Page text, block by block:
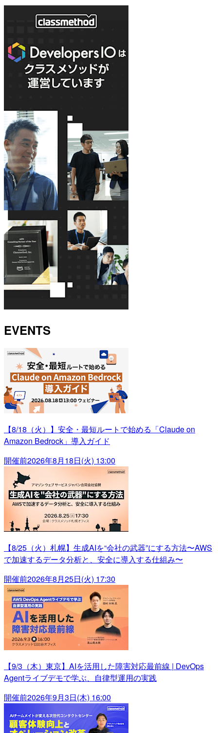
EVENTS
【8/18（火）】安全・最短ルートで始める「Claude on
Amazon Bedrock」導入ガイド
開催前2026年8月18日(火) 13:00
【8/25（火）札幌】生成AIを“会社の武器”にする方法〜AWS
で加速するデータ分析と、安全に導入する仕組み〜
開催前2026年8月25日(火) 17:30
【9/3（木）東京】AIを活用した障害対応最前線 | DevOps
Agentライブデモで学ぶ、自律型運用の実践
開催前2026年9月3日(木) 16:00